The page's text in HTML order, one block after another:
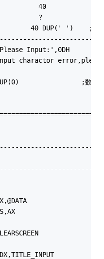
40                ;输
?                  ;
40 DUP(' ')    ;键盘
Input:',0DH
charactor
?                             ;
DUP(0)                ;数据转
?                              ;